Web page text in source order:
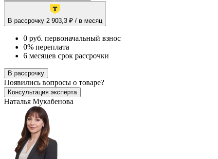
В рассрочку 2 903,3 ₽ / в месяц
0 руб. первоначальный взнос
0% переплата
6 месяцев срок рассрочки
В рассрочку
Появились вопросы о товаре?
Консультация эксперта
Наталья Мукабенова